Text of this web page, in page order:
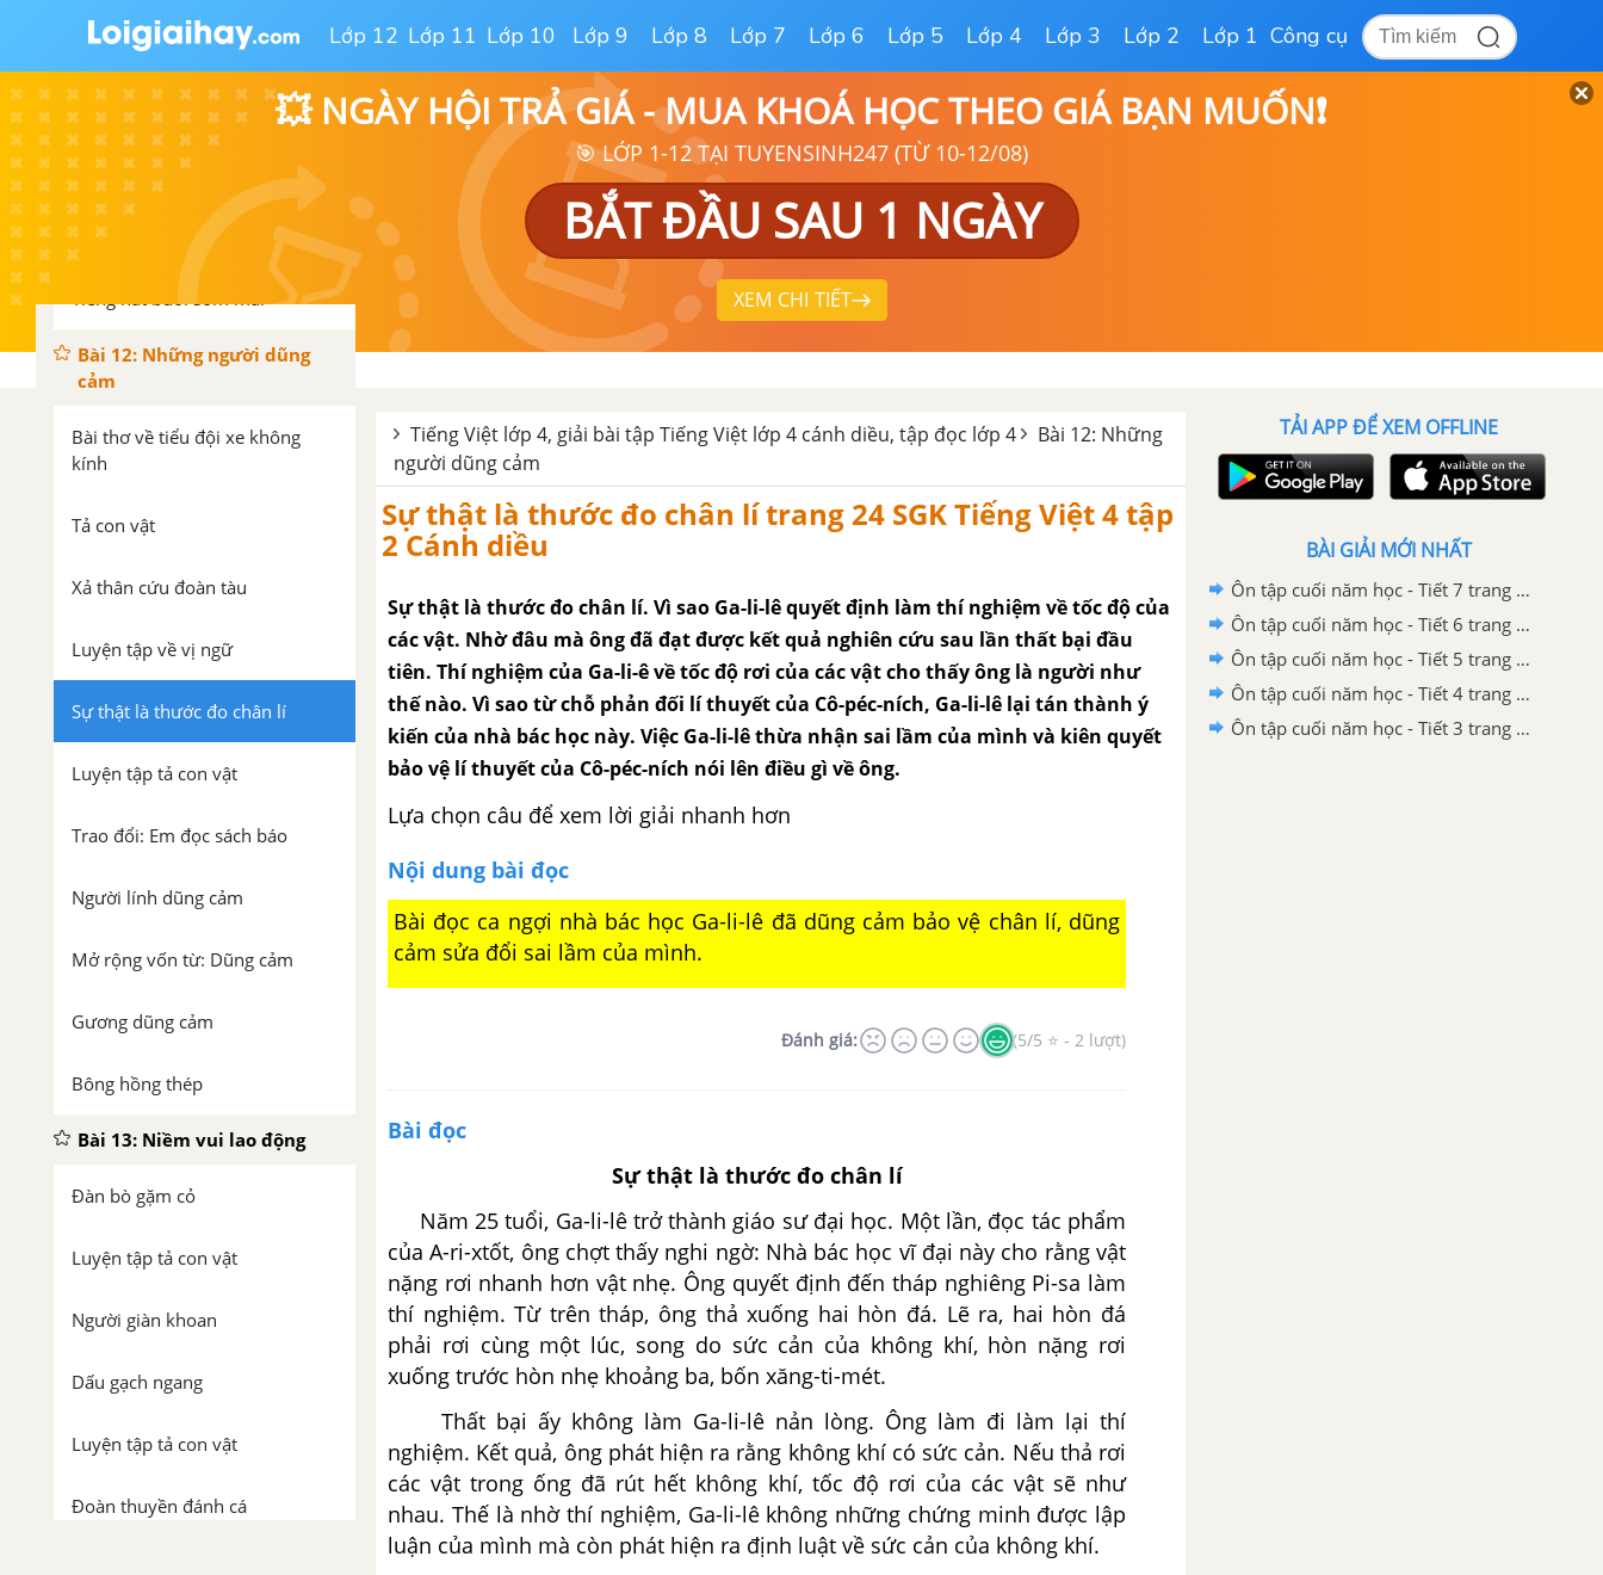
Lớp 12 Lớp 11 Lớp 10 Lớp 9 Lớp 8 Lớp 7 Lớp 6 Lớp 5 Lớp 4 Lớp 3 Lớp 2 Lớp 1 Công cụ
💥 NGÀY HỘI TRẢ GIÁ - MUA KHOÁ HỌC THEO GIÁ BẠN MUỐN❗
🎯 LỚP 1-12 TẠI TUYENSINH247 (TỪ 10-12/08)
BẮT ĐẦU SAU 1 NGÀY
XEM CHI TIẾT
Luyện tập viết thư thăm hỏi
Trao đổi: Lòng nhân ái
Con sóng lan xa
Vị ngữ
Tiếng hát buổi sớm mai
Bài 12: Những người dũng
cảm
Bài thơ về tiểu đội xe không
kính
Tả con vật
Xả thân cứu đoàn tàu
Luyện tập về vị ngữ
Sự thật là thước đo chân lí
Luyện tập tả con vật
Trao đổi: Em đọc sách báo
Người lính dũng cảm
Mở rộng vốn từ: Dũng cảm
Gương dũng cảm
Bông hồng thép
Bài 13: Niềm vui lao động
Đàn bò gặm cỏ
Luyện tập tả con vật
Người giàn khoan
Dấu gạch ngang
Luyện tập tả con vật
Đoàn thuyền đánh cá
Tiếng Việt lớp 4, giải bài tập Tiếng Việt lớp 4 cánh diều, tập đọc lớp 4
Bài 12: Những
người dũng cảm
Sự thật là thước đo chân lí trang 24 SGK Tiếng Việt 4 tập
2 Cánh diều
Sự thật là thước đo chân lí. Vì sao Ga-li-lê quyết định làm thí nghiệm về tốc độ của
các vật. Nhờ đâu mà ông đã đạt được kết quả nghiên cứu sau lần thất bại đầu
tiên. Thí nghiệm của Ga-li-ê về tốc độ rơi của các vật cho thấy ông là người như
thế nào. Vì sao từ chỗ phản đối lí thuyết của Cô-péc-ních, Ga-li-lê lại tán thành ý
kiến của nhà bác học này. Việc Ga-li-lê thừa nhận sai lầm của mình và kiên quyết
bảo vệ lí thuyết của Cô-péc-ních nói lên điều gì về ông.
Lựa chọn câu để xem lời giải nhanh hơn
Nội dung bài đọc
Bài đọc ca ngợi nhà bác học Ga-li-lê đã dũng cảm bảo vệ chân lí, dũng
cảm sửa đổi sai lầm của mình.
Đánh giá: (5/5 ⭐ - 2 lượt)
Bài đọc
Sự thật là thước đo chân lí
Năm 25 tuổi, Ga-li-lê trở thành giáo sư đại học. Một lần, đọc tác phẩm
của A-ri-xtốt, ông chợt thấy nghi ngờ: Nhà bác học vĩ đại này cho rằng vật
nặng rơi nhanh hơn vật nhẹ. Ông quyết định đến tháp nghiêng Pi-sa làm
thí nghiệm. Từ trên tháp, ông thả xuống hai hòn đá. Lẽ ra, hai hòn đá
phải rơi cùng một lúc, song do sức cản của không khí, hòn nặng rơi
xuống trước hòn nhẹ khoảng ba, bốn xăng-ti-mét.
Thất bại ấy không làm Ga-li-lê nản lòng. Ông làm đi làm lại thí
nghiệm. Kết quả, ông phát hiện ra rằng không khí có sức cản. Nếu thả rơi
các vật trong ống đã rút hết không khí, tốc độ rơi của các vật sẽ như
nhau. Thế là nhờ thí nghiệm, Ga-li-lê không những chứng minh được lập
luận của mình mà còn phát hiện ra định luật về sức cản của không khí.
TẢI APP ĐỂ XEM OFFLINE
BÀI GIẢI MỚI NHẤT
Ôn tập cuối năm học - Tiết 7 trang 126 SGK Tiếng Việt 4 tập 2 Cánh diều
Ôn tập cuối năm học - Tiết 6 trang 125 SGK Tiếng Việt 4 tập 2 Cánh diều
Ôn tập cuối năm học - Tiết 5 trang 124 SGK Tiếng Việt 4 tập 2 Cánh diều
Ôn tập cuối năm học - Tiết 4 trang 123 SGK Tiếng Việt 4 tập 2 Cánh diều
Ôn tập cuối năm học - Tiết 3 trang 123 SGK Tiếng Việt 4 tập 2 Cánh diều